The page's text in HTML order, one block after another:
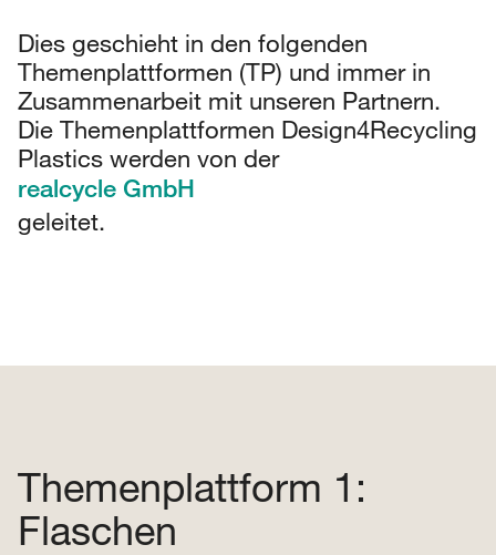
Dies geschieht in den folgenden
Themenplattformen (TP) und immer in
Zusammenarbeit mit unseren Partnern.
Die Themenplattformen Design4Recycling
Plastics werden von der
realcycle GmbH
geleitet.
Themenplattform 1:
Flaschen